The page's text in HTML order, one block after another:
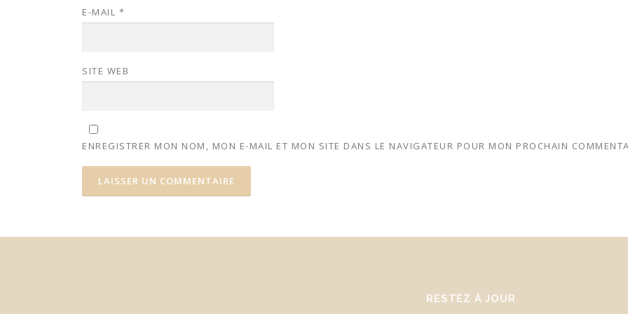
E-MAIL *
SITE WEB
ENREGISTRER MON NOM, MON E-MAIL ET MON SITE DANS LE NAVIGATEUR POUR MON PROCHAIN
RESTEZ À JOUR